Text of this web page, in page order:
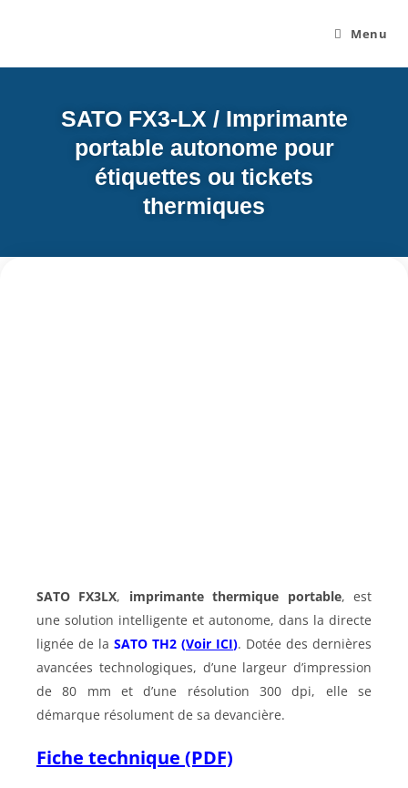
Menu
SATO FX3-LX / Imprimante
portable autonome pour
étiquettes ou tickets
thermiques
SATO FX3LX, imprimante thermique portable, est
une solution intelligente et autonome, dans la directe
lignée de la SATO TH2 (Voir ICI). Dotée des dernières
avancées technologiques, d’une largeur d’impression
de 80 mm et d’une résolution 300 dpi, elle se
démarque résolument de sa devancière.
Fiche technique (PDF)